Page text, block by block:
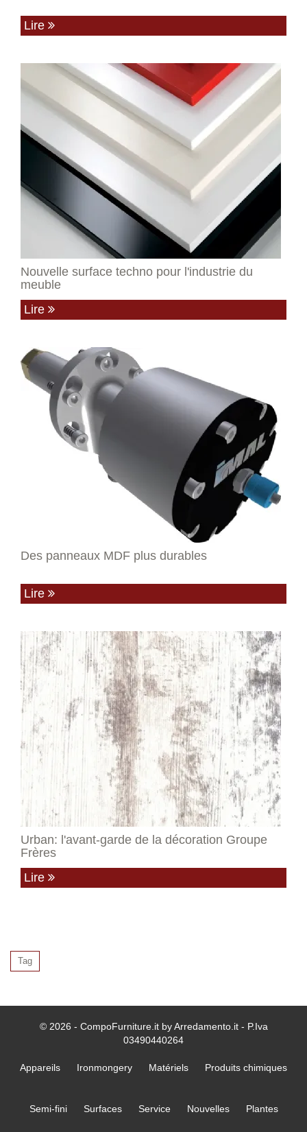
Lire
Nouvelle surface techno pour l'industrie du
meuble
Lire
Des panneaux MDF plus durables
Lire
Urban: l'avant-garde de la décoration Groupe
Frères
Lire
Tag
© 2026 - CompoFurniture.it by Arredamento.it - P.Iva
03490440264
Appareils Ironmongery Matériels Produits chimiques
Semi-fini Surfaces Service Nouvelles Plantes